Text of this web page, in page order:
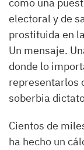
electoral y de
prostituida en
Un mensaje.
donde lo
representarlos
soberbia
Cientos de
ha hecho un